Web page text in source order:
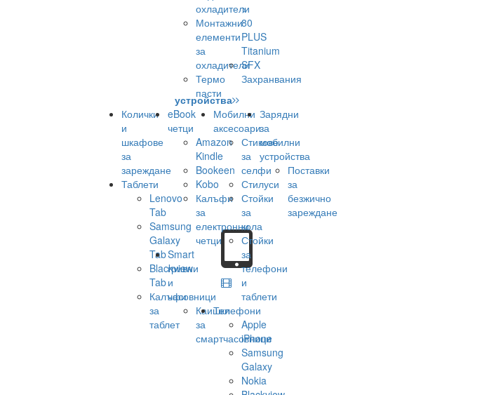
охладители
Монтажни
елементи
за
охладители
Термо
пасти
>
80
PLUS
Titanium
SFX
Захранвания
устройства
Колички
и
шкафове
за
зареждане
Таблети
Lenovo
Tab
Samsung
Galaxy
Tab
Blackview
Tab
Калъфи
за
таблет
eBook
четци
Amazon
Kindle
Bookeen
Kobo
Калъфи
за
електронни
четци
Smart
гривни
и
часовници
Каишки
за
смартчасовници
Мобилни
аксесоари
Стикове
за
селфи
Стилуси
Стойки
за
кола
Стойки
за
телефони
и
таблети
Телефони
Apple
iPhone
Samsung
Galaxy
Nokia
Зарядни
за
мобилни
устройства
Поставки
за
безжично
зареждане